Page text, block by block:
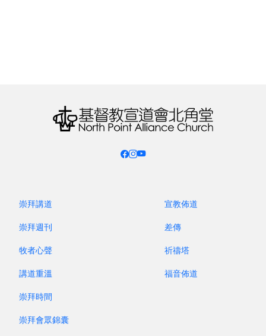
題目：當愛變得多元而虛擬？同志
運動的發展與 AI 愛人的迫近
「愛」與「關係」的定義。
面對這場文化轉變，信徒如何入世而不屬世？本講座
將為大家梳理性文化發展的趨勢，透過真實故事與現
象分析，一起關心社會和下一代！
講員：鄭安然先生（香港性文化學會總幹事）
內容：主題信息、互動問答、教牧回應
崇拜講道
崇拜週刊
牧者心聲
講道重溫
崇拜時間
崇拜會眾錦囊
宣教佈道
差傳
祈禱塔
福音佈道